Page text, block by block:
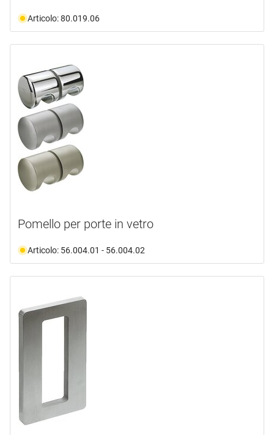
Articolo: 80.019.06
Pomello per porte in vetro
Articolo: 56.004.01 - 56.004.02